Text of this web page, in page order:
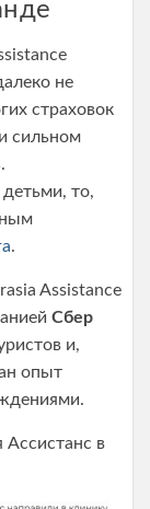
не
страховок
сильном
то,
.
Assistance
Сбер
и,
опыт
Ассистанс в